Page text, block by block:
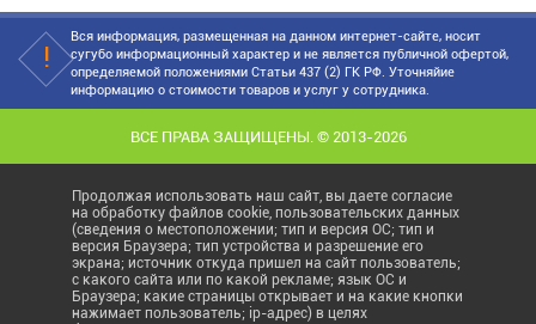
Вся информация, размещенная на данном интернет-сайте, носит
сугубо информационный характер и не является публичной офертой,
определяемой положениями Статьи 437 (2) ГК РФ. Уточняйие
информацию о стоимости товаров и услуг у сотрудника.
ВСЕ ПРАВА ЗАЩИЩЕНЫ. © 2013-2026
Продолжая использовать наш сайт, вы даете согласие
на обработку файлов cookie, пользовательских данных
(сведения о местоположении; тип и версия ОС; тип и
версия Браузера; тип устройства и разрешение его
экрана; источник откуда пришел на сайт пользователь;
с какого сайта или по какой рекламе; язык ОС и
Браузера; какие страницы открывает и на какие кнопки
нажимает пользователь; ip-адрес) в целях